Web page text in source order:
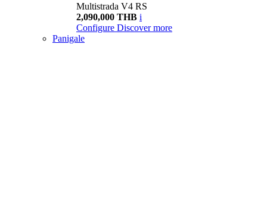
Multistrada V4 RS
2,090,000 THB i
Configure Discover more
Panigale